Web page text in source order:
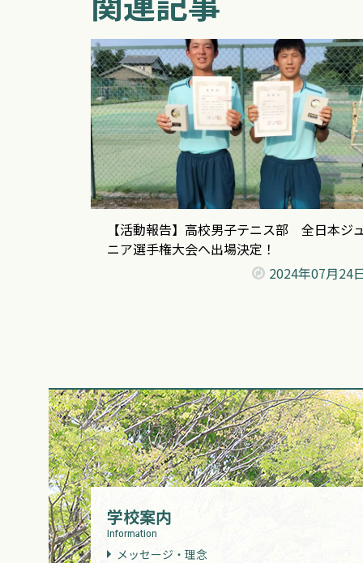
【活動報告】高校男子テニス部 全日本ジ
ニア選手権大会へ出場決定！
2024年07月24
学校案内
Information
メッセージ・理念